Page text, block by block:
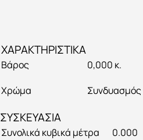
Βάρος
0,000 κ.
Χρώμα
Συνδυασμός
ΣΥΣΚΕΥΑΣΙΑ
Συνολικά κυβικά μέτρα 0.000